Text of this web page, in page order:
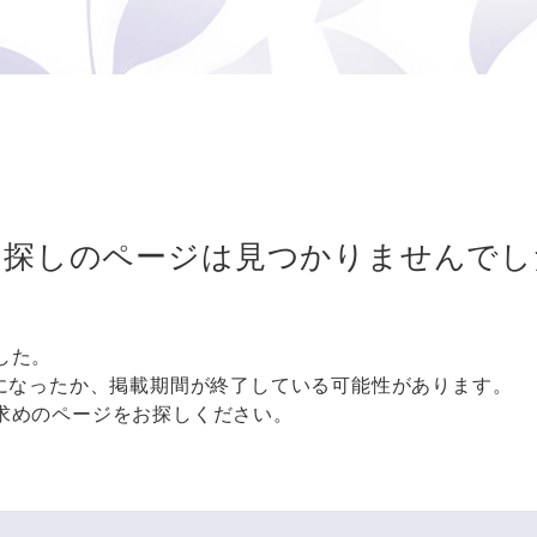
しのページは 見つかりませんで
。
ったか、掲載期間が終了している可能性があります。
めのページをお探しください。